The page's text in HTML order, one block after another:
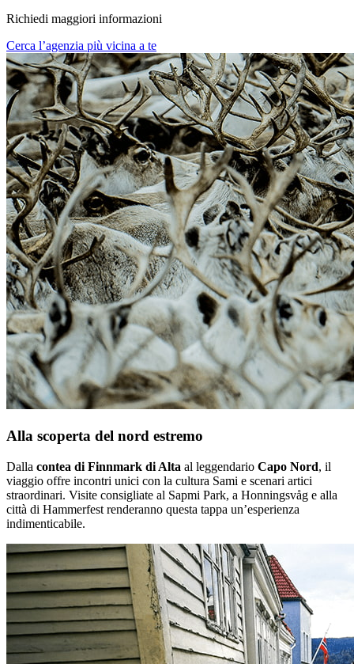
Richiedi maggiori informazioni
Cerca l’agenzia più vicina a te
Alla scoperta del nord estremo
Dalla contea di Finnmark di Alta al leggendario Capo Nord, il
viaggio offre incontri unici con la cultura Sami e scenari artici
straordinari. Visite consigliate al Sapmi Park, a Honningsvåg e alla
città di Hammerfest renderanno questa tappa un’esperienza
indimenticabile.